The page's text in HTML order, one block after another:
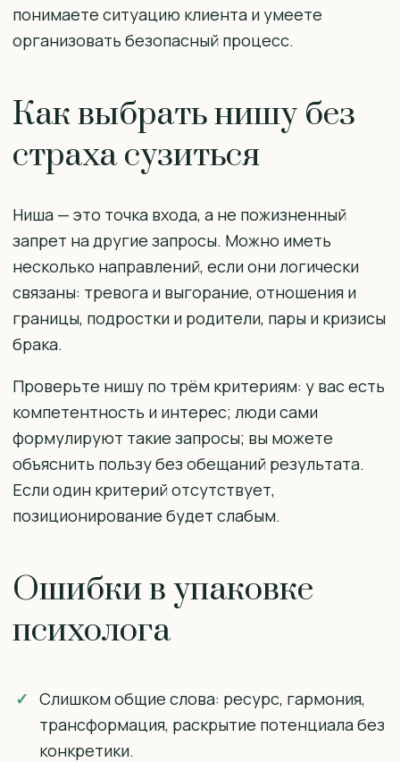
понимаете ситуацию клиента и умеете
организовать безопасный процесс.
Как выбрать нишу без
страха сузиться
Ниша — это точка входа, а не пожизненный
запрет на другие запросы. Можно иметь
несколько направлений, если они логически
связаны: тревога и выгорание, отношения и
границы, подростки и родители, пары и кризисы
брака.
Проверьте нишу по трём критериям: у вас есть
компетентность и интерес; люди сами
формулируют такие запросы; вы можете
объяснить пользу без обещаний результата.
Если один критерий отсутствует,
позиционирование будет слабым.
Ошибки в упаковке
психолога
Слишком общие слова: ресурс, гармония,
трансформация, раскрытие потенциала без
конкретики.